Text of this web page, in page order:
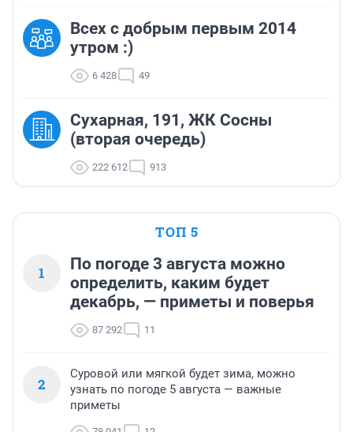
Всех с добрым первым 2014
утром :)
6 428 49
Сухарная, 191, ЖК Сосны
(вторая очередь)
222 612 913
ТОП 5
1
По погоде 3 августа можно
определить, каким будет
декабрь, — приметы и поверья
87 292 11
2
Суровой или мягкой будет зима, можно
узнать по погоде 5 августа — важные
приметы